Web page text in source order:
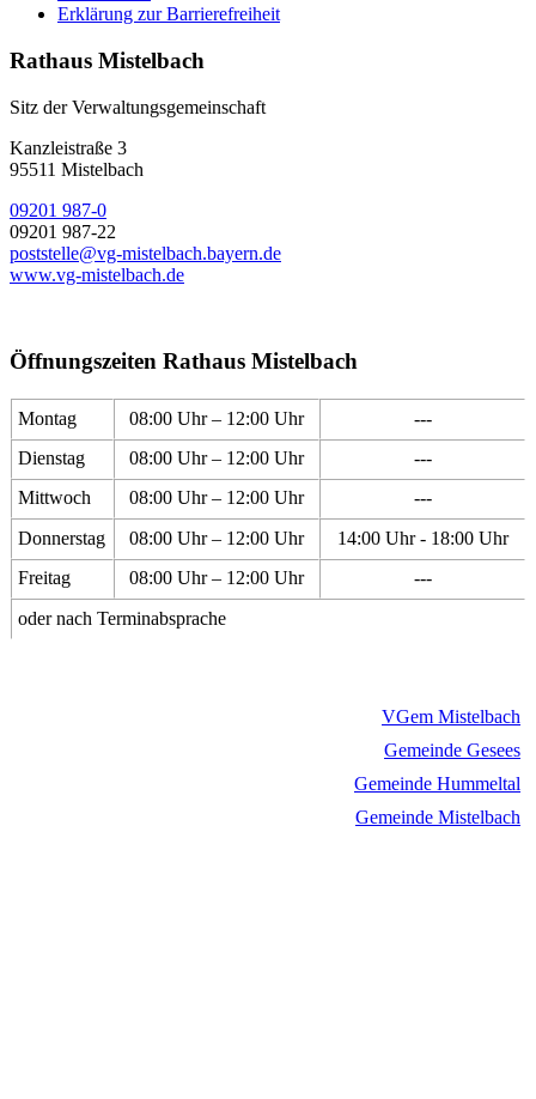
Erklärung zur Barrierefreiheit
Rathaus Mistelbach
Sitz der Verwaltungsgemeinschaft
Kanzleistraße 3
95511 Mistelbach
09201 987-0
09201 987-22
poststelle@vg-mistelbach.bayern.de
www.vg-mistelbach.de
Öffnungszeiten Rathaus Mistelbach
Montag 08:00 Uhr – 12:00 Uhr
---
Dienstag
08:00 Uhr – 12:00 Uhr
---
Mittwoch
08:00 Uhr – 12:00 Uhr
---
Donnerstag
08:00 Uhr – 12:00 Uhr
14:00 Uhr - 18:00 Uhr
Freitag
08:00 Uhr – 12:00 Uhr
---
oder nach Terminabsprache
VGem Mistelbach
Gemeinde Gesees
Gemeinde Hummeltal
Gemeinde Mistelbach